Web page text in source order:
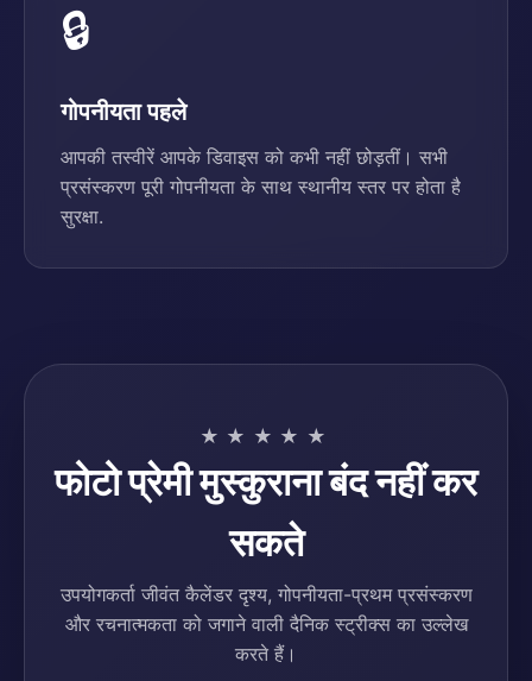
🔒
गोपनीयता पहले
आपकी तस्वीरें आपके डिवाइस को कभी नहीं छोड़तीं। सभी
प्रसंस्करण पूरी गोपनीयता के साथ स्थानीय स्तर पर होता है
सुरक्षा.
★★★★★
फोटो प्रेमी मुस्कुराना बंद नहीं कर
सकते
उपयोगकर्ता जीवंत कैलेंडर दृश्य, गोपनीयता-प्रथम प्रसंस्करण
और रचनात्मकता को जगाने वाली दैनिक स्ट्रीक्स का उल्लेख
करते हैं।